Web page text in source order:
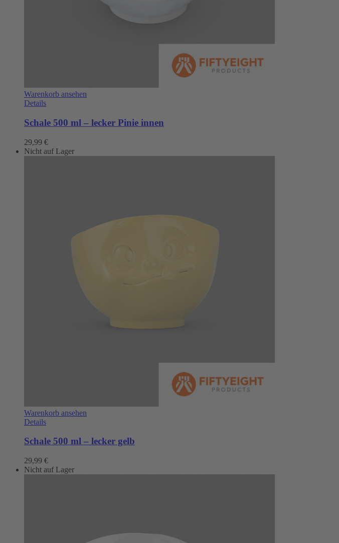
Warenkorb ansehen
Details
Schale 500 ml – lecker Pinie innen
29,99 €
Nicht auf Lager
Warenkorb ansehen
Details
Schale 500 ml – lecker gelb
29,99 €
Nicht auf Lager